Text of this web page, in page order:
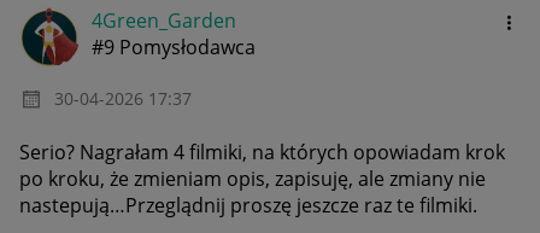
4Green_Garden
#9 Pomysłodawca
‎30-04-2026 17:37
Serio? Nagrałam 4 filmiki, na których opowiadam krok
po kroku, że zmieniam opis, zapisuję, ale zmiany nie
nastepują…Przeglądnij proszę jeszcze raz te filmiki.